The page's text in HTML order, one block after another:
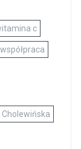
c
współpraca